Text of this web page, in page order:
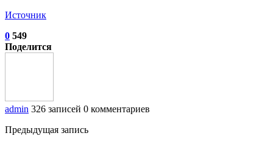
Источник
0 549
Поделится
admin 326 записей 0 комментариев
Предыдущая запись